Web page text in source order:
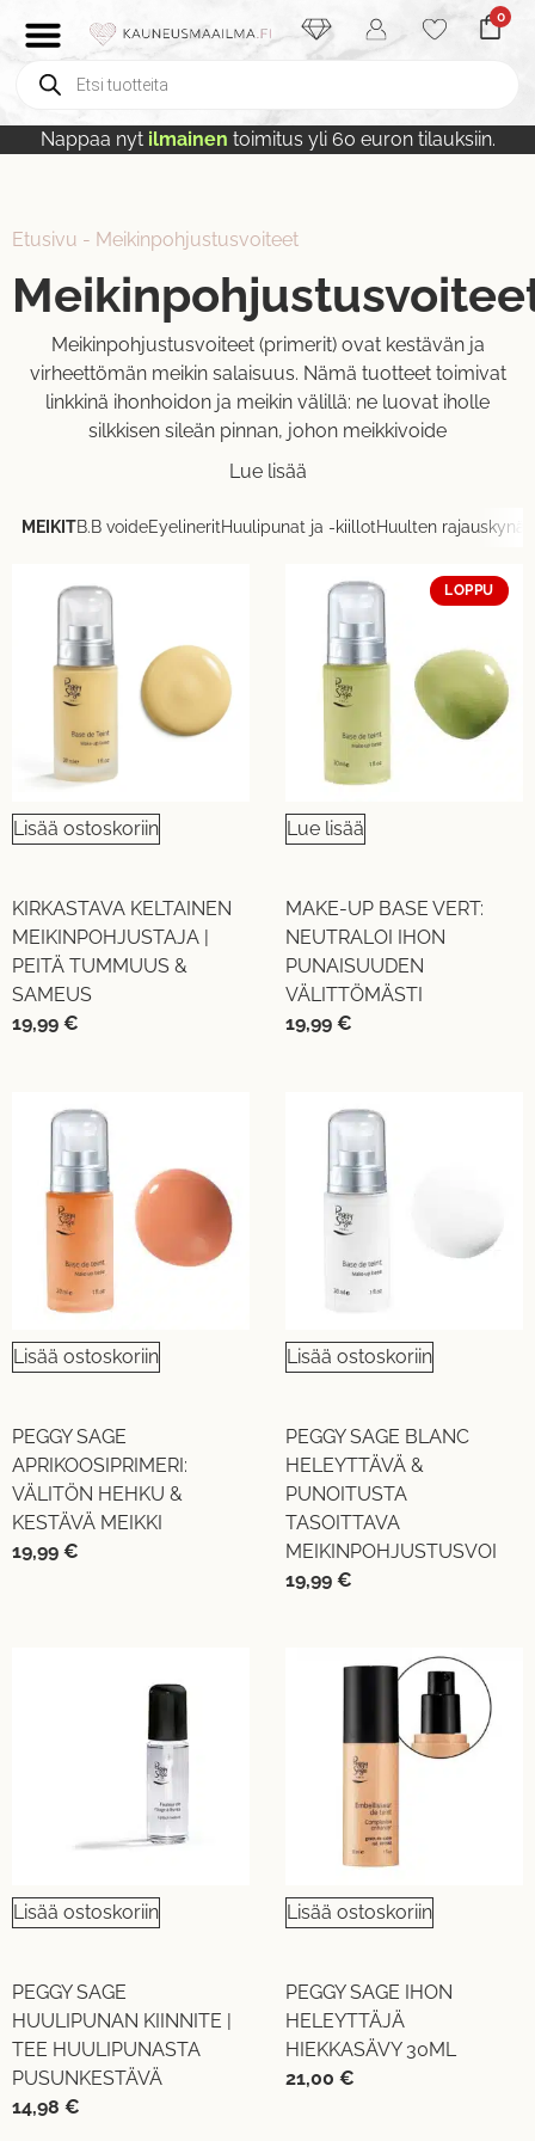
0
Nappaa nyt ilmainen toimitus yli 60 euron tilauksiin.
Etusivu - Meikinpohjustusvoiteet
Meikinpohjustusvoiteet (primerit) ovat kestävän ja
virheettömän meikin salaisuus. Nämä tuotteet toimivat
linkkinä ihonhoidon ja meikin välillä: ne luovat iholle
silkkisen sileän pinnan, johon meikkivoide
Lue lisää
MEIKITB.B voideEyelineritHuulipunat ja -kiillotHuulten rajauskynät
Lisää ostoskoriin
KIRKASTAVA KELTAINEN
MEIKINPOHJUSTAJA |
PEITÄ TUMMUUS &
SAMEUS
19,99 €
LOPPU
Lue lisää
MAKE-UP BASE VERT:
NEUTRALOI IHON
PUNAISUUDEN
VÄLITTÖMÄSTI
19,99 €
Lisää ostoskoriin
PEGGY SAGE
APRIKOOSIPRIMERI:
VÄLITÖN HEHKU &
KESTÄVÄ MEIKKI
19,99 €
Lisää ostoskoriin
PEGGY SAGE BLANC
HELEYTTÄVÄ &
PUNOITUSTA
TASOITTAVA
MEIKINPOHJUSTUSVOI
19,99 €
Lisää ostoskoriin
PEGGY SAGE
HUULIPUNAN KIINNITE |
TEE HUULIPUNASTA
PUSUNKESTÄVÄ
14,98 €
Lisää ostoskoriin
PEGGY SAGE IHON
HELEYTTÄJÄ
HIEKKASÄVY 30ML
21,00 €